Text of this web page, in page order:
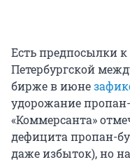
Есть предпосылки к
Петербургской
бирже в июне
удорожание
«Коммерсанта»
дефицита пропан-
даже избыток), но